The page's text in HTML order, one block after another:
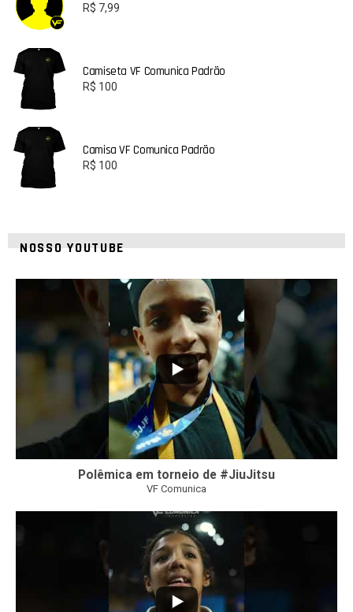
R$ 7,99
Camiseta VF Comunica Padrão
R$ 100
Camisa VF Comunica Padrão
R$ 100
NOSSO YOUTUBE
Polêmica em torneio de #JiuJitsu
VF Comunica